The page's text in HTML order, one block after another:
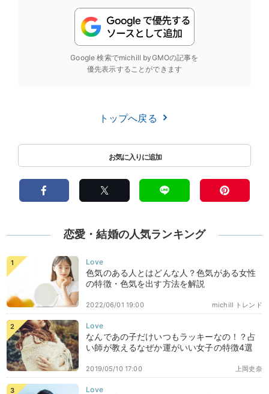
Google 検索でmichill byGMOの記事を
優先表示することができます
トップへ戻る
恋愛・結婚の人気ランキング
色気のある人とはどんな人？色気がある女性
の特徴・色気を出す方法を解説
michill トレンド
2022/06/01 19:00
なんであの子だけいつもラッキーなの！？占
い師が教えるなぜか運がいい女子の特徴4選
上岡史奈
2019/05/10 17:00